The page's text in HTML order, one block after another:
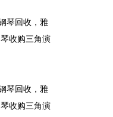
琴回收，雅
收购三角演
琴回收，雅
收购三角演